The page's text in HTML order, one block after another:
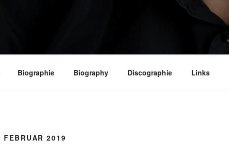
Biographie Biography Discographie Links
FEBRUAR 2019